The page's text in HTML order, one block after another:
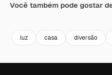
Você também pode gostar
luz casa diversão